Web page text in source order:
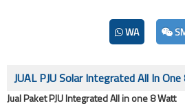
WA
JUAL PJU Solar Integrated All In
Jual Paket PJU Integrated All in one 8 Watt